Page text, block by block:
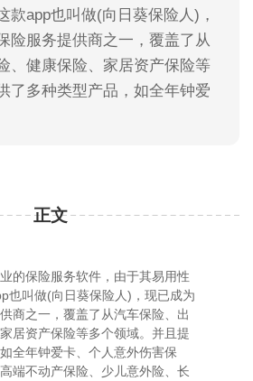
款app也叫做(向日葵保险人)，
险服务提供商之一，覆盖了从
、健康保险、家居资产保险等
了多种类型产品，如全年钟爱
正文
的保险服务软件，由于其易用性
也叫做(向日葵保险人)，现已成为
商之一，覆盖了从汽车保险、出
居资产保险等多个领域。并且提
全年钟爱卡、个人意外伤害保
端不动产保险、少儿意外险、长